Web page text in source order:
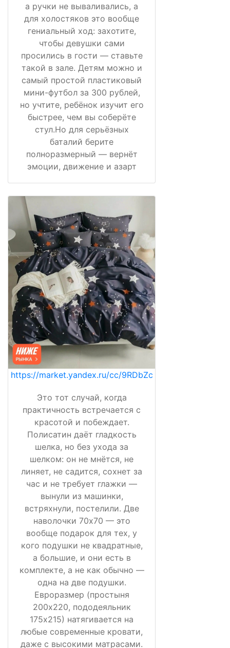
а ручки не вываливались, а
для холостяков это вообще
гениальный ход: захотите,
чтобы девушки сами
просились в гости — ставьте
такой в зале. Детям можно и
самый простой пластиковый
мини-футбол за 300 рублей,
но учтите, ребёнок изучит его
быстрее, чем вы соберёте
стул.Но для серьёзных
баталий берите
полноразмерный — вернёт
эмоции, движение и азарт
https://market.yandex.ru/cc/9RDbZc
Это тот случай, когда
практичность встречается с
красотой и побеждает.
Полисатин даёт гладкость
шелка, но без ухода за
шелком: он не мнётся, не
линяет, не садится, сохнет за
час и не требует глажки —
вынули из машинки,
встряхнули, постелили. Две
наволочки 70х70 — это
вообще подарок для тех, у
кого подушки не квадратные,
а большие, и они есть в
комплекте, а не как обычно —
одна на две подушки.
Евроразмер (простыня
200х220, пододеяльник
175х215) натягивается на
любые современные кровати,
даже с высокими матрасами.